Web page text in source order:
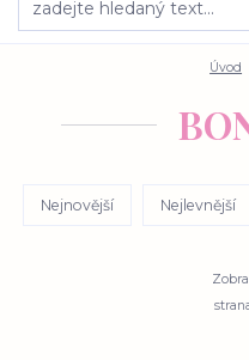
Úvod
Nejnovější Nejlevnější